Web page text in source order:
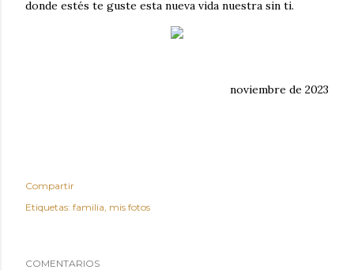
donde estés te guste esta nueva vida nuestra sin ti.
noviembre de 2023
Compartir
Etiquetas: familia mis fotos
COMENTARIOS